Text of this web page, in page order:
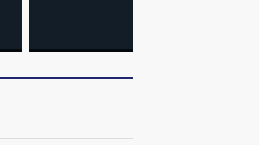
有意思的生活方式·第三对
【商旅对话】华住集团
住三大增长引擎是什么？